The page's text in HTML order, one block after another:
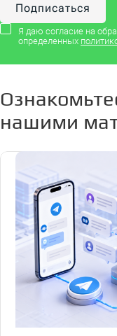
Я даю согласие на
определенных
нашими